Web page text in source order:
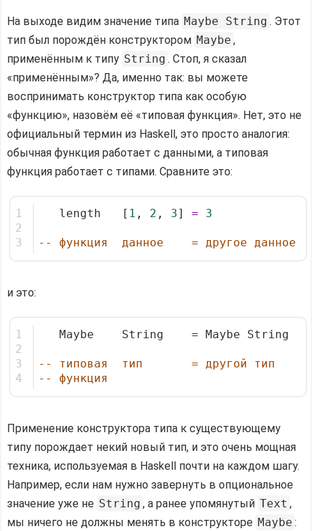
На выходе видим значение типа Maybe String . Этот
тип был порождён конструктором Maybe ,
применённым к типу String . Стоп, я сказал
«применённым»? Да, именно так: вы можете
воспринимать конструктор типа как особую
«функцию», назовём её «типовая функция». Нет, это не
официальный термин из Haskell, это просто аналогия:
обычная функция работает с данными, а типовая
функция работает с типами. Сравните это:
1
2
3
   length   [
1 , 2 , 3] = 3
-- функция  данное    = другое данное
и это:
1
2
3
4
   Maybe    String
= Maybe String
-- типовая  тип       = другой тип
-- функция
Применение конструктора типа к существующему
типу порождает некий новый тип, и это очень мощная
техника, используемая в Haskell почти на каждом шагу.
Например, если нам нужно завернуть в опциональное
значение уже не String , а ранее упомянутый Text ,
мы ничего не должны менять в конструкторе Maybe :